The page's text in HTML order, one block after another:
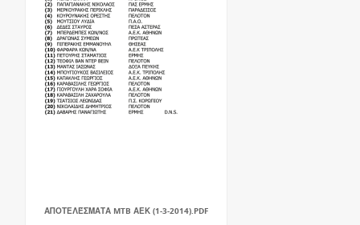
ΑΠΟΤΕΛΈΣΜΑΤΑ MTB ΑΕΚ (1-3-2014).PDF